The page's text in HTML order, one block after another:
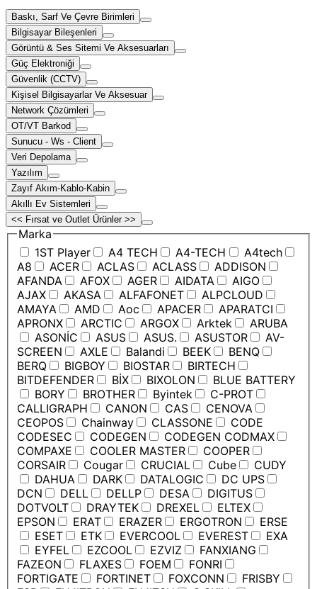
Baskı, Sarf Ve Çevre Birimleri
Bilgisayar Bileşenleri
Görüntü & Ses Sitemi Ve Aksesuarları
Güç Elektroniği
Güvenlik (CCTV)
Kişisel Bilgisayarlar Ve Aksesuar
Network Çözümleri
OT/VT Barkod
Sunucu - Ws - Client
Veri Depolama
Yazılım
Zayıf Akım-Kablo-Kabin
Akıllı Ev Sistemleri
<< Fırsat ve Outlet Ürünler >>
Marka
1ST Player
A4 TECH A4-TECH
A4tech
A8
ACER ACLAS ACLASS
ADDISON
AFANDA
AFOX AGER AIDATA
AIGO
AJAX
AKASA ALFAFONET
ALPCLOUD
AMAYA
AMD Aoc APACER
APARATCI
APRONX
ARCTIC ARGOX Arktek
ARUBA
ASONİC
ASUS ASUS. ASUSTOR
AV-
SCREEN
AXLE Balandi BEEK
BENQ
BERQ
BIGBOY BIOSTAR
BIRTECH
BITDEFENDER
BİX BIXOLON
BLUE BATTERY
BORY
BROTHER Byintek
C-PROT
CALLIGRAPH
CANON CAS
CENOVA
CEOPOS
Chainway CLASSONE
CODE
CODESEC
CODEGEN
CODEGEN CODMAX
COMPAXE
COOLER MASTER
COOPER
CORSAIR
Cougar CRUCIAL Cube
CUDY
DAHUA
DARK DATALOGIC
DC UPS
DCN
DELL DELLP DESA
DIGITUS
DOTVOLT
DRAYTEK DREXEL
ELTEX
EPSON
ERAT ERAZER ERGOTRON
ERSE
ESET
ETK EVERCOOL EVEREST
EXA
EYFEL
EZCOOL EZVIZ
FANXIANG
FAZEON
FLAXES FOEM
FONRI
FORTIGATE
FORTINET FOXCONN
FRISBY